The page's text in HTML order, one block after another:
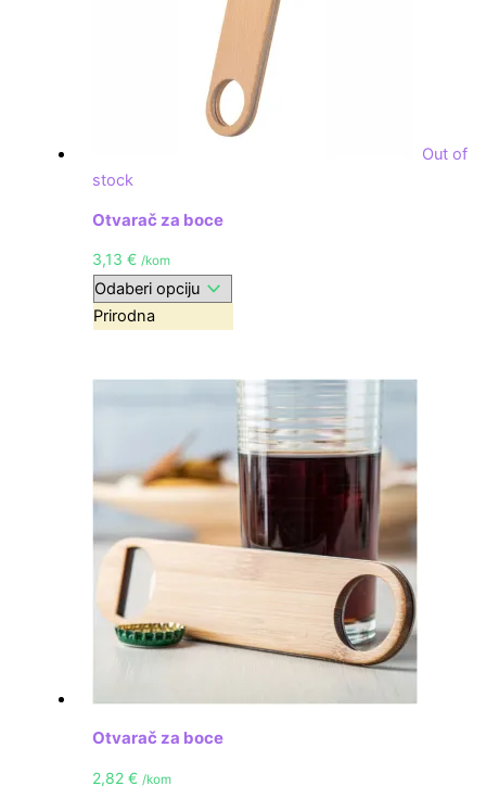
Out of
stock
Otvarač za boce
3,13€ /kom
Prirodna
Otvarač za boce
2,82€ /kom